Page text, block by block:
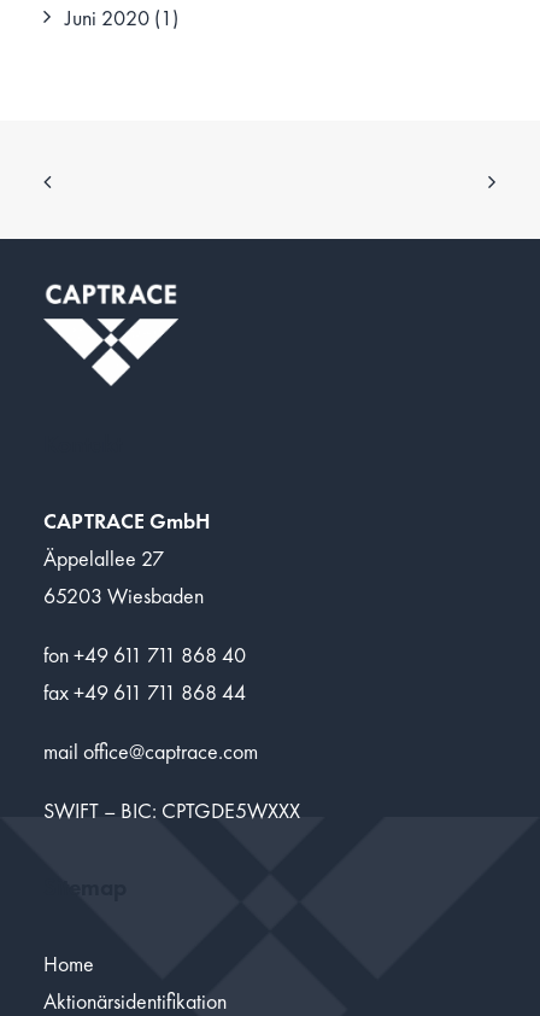
Juni 2020 (1)
CAPTRACE GmbH
Äppelallee 27
65203 Wiesbaden
fon +49 611 711 868 40
fax +49 611 711 868 44
mail office@captrace.com
SWIFT – BIC: CPTGDE5WXXX
Home
Aktionärsidentifikation